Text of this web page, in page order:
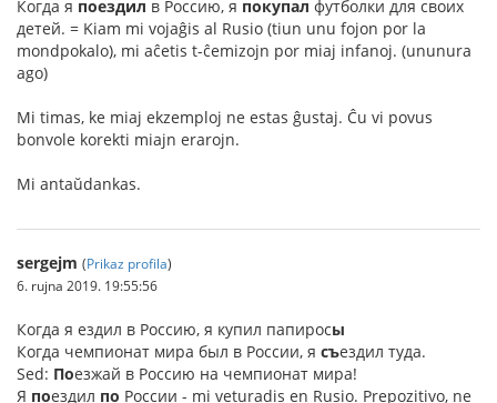
Когда я поездил в Россию, я покупал футболки для своих
детей. = Kiam mi vojaĝis al Rusio (tiun unu fojon por la
mondpokalo), mi aĉetis t-ĉemizojn por miaj infanoj. (ununura
ago)
Mi timas, ke miaj ekzemploj ne estas ĝustaj. Ĉu vi povus
bonvole korekti miajn erarojn.
Mi antaŭdankas.
sergejm (Prikaz profila)
6. rujna 2019. 19:55:56
Когда я ездил в Россию, я купил папиросы
Когда чемпионат мира был в России, я съездил туда.
Sed: Поезжай в Россию на чемпионат мира!
Я поездил по России - mi veturadis en Rusio. Prepozitivo, ne